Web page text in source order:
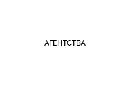
АГЕНТСТВА